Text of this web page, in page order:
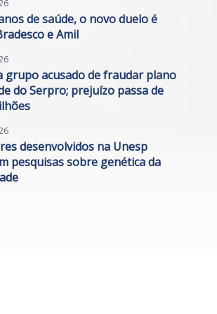
de saúde, o novo duelo é
e Amil
grupo acusado de fraudar plano
do Serpro; prejuízo passa de
desenvolvidos na Unesp
pesquisas sobre genética da